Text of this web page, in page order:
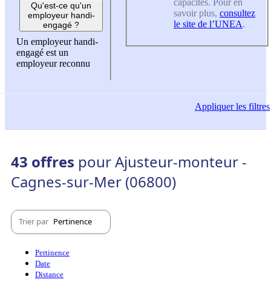
Qu'est-ce qu'un
employeur handi-
engagé ?
Un employeur handi-
engagé est un
employeur reconnu
savoir plus, consultez
le site de l’UNEA.
Appliquerles filtres
43 offres pour Ajusteur-monteur -
Cagnes-sur-Mer (06800)
Trier par Pertinence
Pertinence
Date
Distance